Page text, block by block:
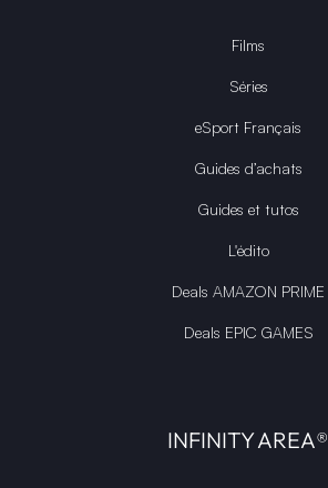
Films
Séries
eSport Français
Guides d’achats
Guides et tutos
L'édito
Deals AMAZON PRIME
Deals EPIC GAMES
INFINITY AREA®